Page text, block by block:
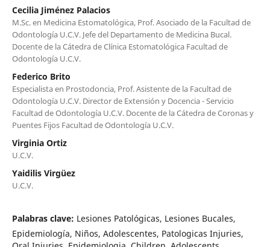
Cecilia Jiménez Palacios
M.Sc. en Medicina Estomatológica, Prof. Asociado de la Facultad de
Odontología U.C.V. Jefe del Departamento de Medicina Bucal.
Docente de la Cátedra de Clínica Estomatológica Facultad de
Odontología U.C.V.
Federico Brito
Especialista en Prostodoncia, Prof. Asistente de la Facultad de
Odontología U.C.V. Director de Extensión y Docencia - Servicio
Facultad de Odontología U.C.V. Docente de la Cátedra de Coronas y
Puentes Fijos Facultad de Odontología U.C.V.
Virginia Ortiz
U.C.V.
Yaidilis Virgüez
U.C.V.
Palabras clave: Lesiones Patológicas, Lesiones Bucales,
Epidemiología, Niños, Adolescentes, Patologicas Injuries,